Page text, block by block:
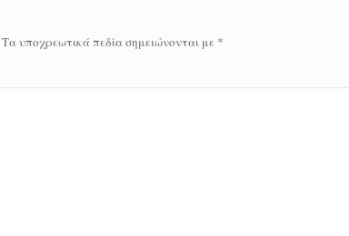
Τα υποχρεωτικά πεδία σημειώνονται με *